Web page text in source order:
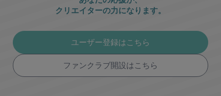
クリエイターの力になります。
ユーザー登録はこちら
ファンクラブ開設はこちら